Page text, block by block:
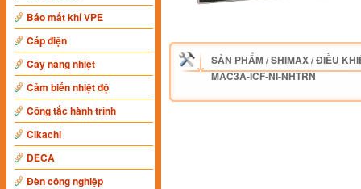
Báo mất khí VPE
Cáp điện
Cây nâng nhiệt
Cảm biến nhiệt độ
Công tắc hành trình
Cikachi
DECA
Đèn công nghiệp
SẢN PHẨM/SHIMAX/ĐIỀU
MAC3A-ICF-NI-NHTRN